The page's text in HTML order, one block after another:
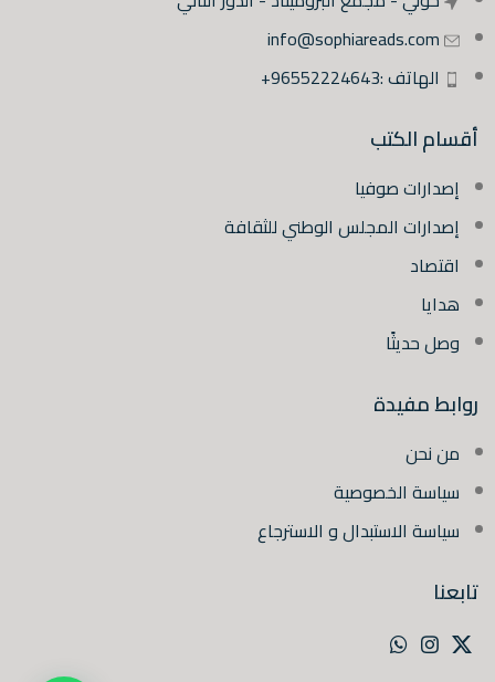
info@sophiareads.com
الهاتف :96552224643+
أقسام الكتب
إصدارات صوفيا
إصدارات المجلس الوطني للثقافة
اقتصاد
هدايا
وصل حديثًا
روابط مفيدة
من نحن
سياسة الخصوصية
سياسة الاستبدال و الاسترجاع
تابعنا